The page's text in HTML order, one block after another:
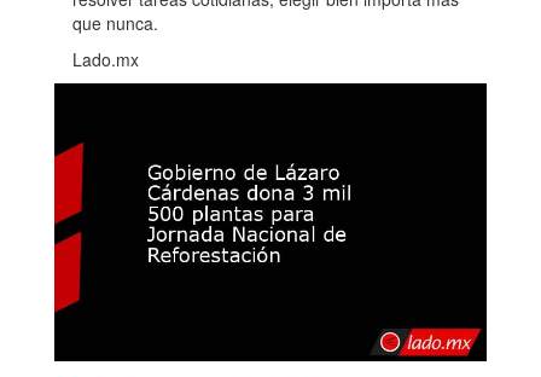
que nunca.
Lado.mx